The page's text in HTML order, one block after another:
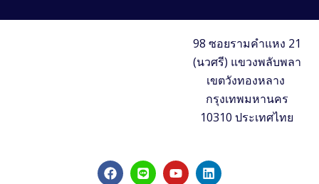
98 ซอยรามคำแหง 21
(นวศรี) แขวงพลับพลา
เขตวังทองหลาง
กรุงเทพมหานคร
10310 ประเทศไทย
F
a
L
i
Y
o
L
i